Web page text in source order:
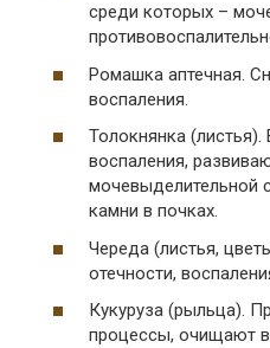
среди которых –
Ромашка аптечная.
воспаления.
Толокнянка (листья).
воспаления,
мочевыделительной
камни в почках.
Череда (листья,
отечности,
Кукуруза (рыльца).
процессы, очищают